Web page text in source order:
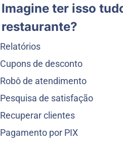
Imagine ter isso
restaurante?
Relatórios
Cupons de desconto
Robô de atendimento
Pesquisa de satisfação
Recuperar clientes
Pagamento por PIX